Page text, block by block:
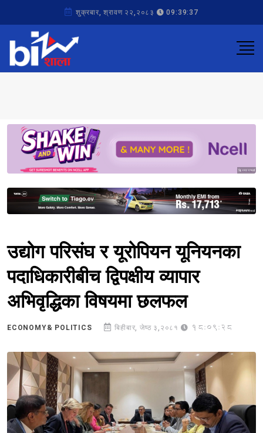
शुक्रबार, श्रावण २२,२०८३ 09:39:37
Sponsored
Sponsored
उद्योग परिसंघ र यूरोपियन यूनियनका
पदाधिकारीबीच द्विपक्षीय व्यापार
अभिवृद्धिका विषयमा छलफल
ECONOMY& POLITICS बिहीबार, जेष्ठ ३,२०८१ 18:09:28